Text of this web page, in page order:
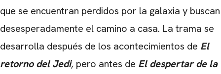
que se encuentran perdidos por la galaxia y buscan
desesperadamente el camino a casa. La trama se
desarrolla después de los acontecimientos de El
retorno del Jedi, pero antes de El despertar de la